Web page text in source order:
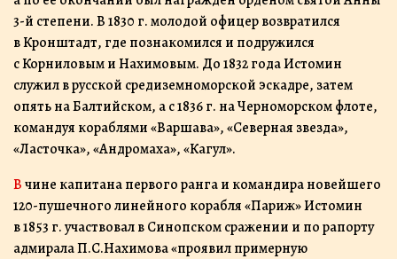
3-й степени. В 1830 г. молодой офицер возвратился
в Кронштадт, где познакомился и подружился
с Корниловым и Нахимовым. До 1832 года Истомин
служил в русской средиземноморской эскадре, затем
опять на Балтийском, а с 1836 г. на Черноморском флоте,
командуя кораблями «Варшава», «Северная звезда»,
«Ласточка», «Андромаха», «Кагул».
В чине капитана первого ранга и командира новейшего
120-пушечного линейного корабля «Париж» Истомин
в 1853 г. участвовал в Синопском сражении и по рапорту
адмирала П.С.Нахимова «проявил примерную